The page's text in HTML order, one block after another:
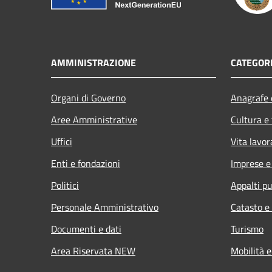
AMMINISTRAZIONE
Organi di Governo
Aree Amministrative
Uffici
Enti e fondazioni
Politici
Personale Amministrativo
Documenti e dati
Area Riservata NEW
Cultura
Vita
Imprese
Appalti
Catasto
Turismo
Mobilità